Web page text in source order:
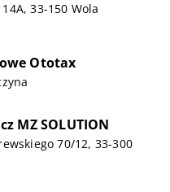
33-150 Wola
Ototax
MZ SOLUTION
70/12, 33-300